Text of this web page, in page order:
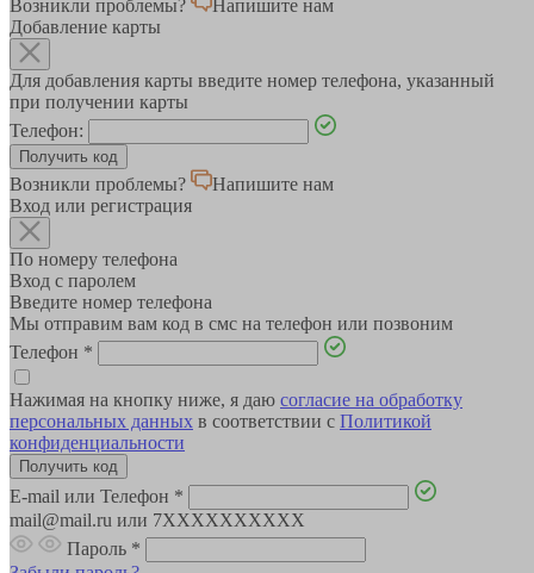
Возникли проблемы?
Напишите нам
Добавление карты
Для добавления карты введите номер телефона, указанный
при получении карты
Телефон:
Возникли проблемы?
Напишите нам
Вход или регистрация
По номеру телефона
Вход с паролем
Введите номер телефона
Мы отправим вам код в смс на телефон или позвоним
Телефон *
Нажимая на кнопку ниже, я даю согласие на обработку
персональных данных в соответствии с Политикой
конфиденциальности
E-mail или Телефон *
mail@mail.ru или 7XXXXXXXXXX
Пароль *